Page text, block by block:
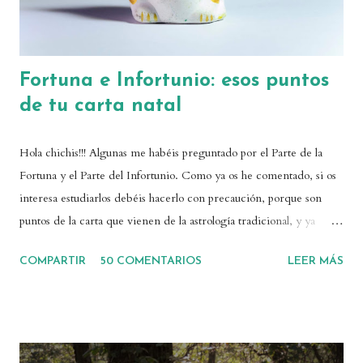
n
a
r
i
o
Fortuna e Infortunio: esos puntos
de tu carta natal
Hola chichis!!! Algunas me habéis preguntado por el Parte de la
Fortuna y el Parte del Infortunio. Como ya os he comentado, si os
interesa estudiarlos debéis hacerlo con precaución, porque son
puntos de la carta que vienen de la astrología tradicional, y ya
definiendo de forma cerrada el destino de la gente. Como ya os he
manifieste de una forma determinada. Es cierto que muchas veces
COMPARTIR 50 COMENTARIOS LEER MÁS